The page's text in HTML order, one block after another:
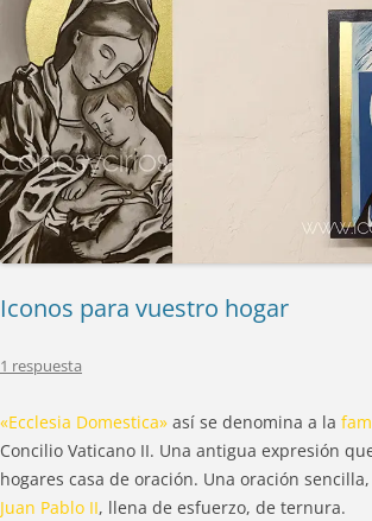
Iconos para vuestro hogar
1 respuesta
«Ecclesia Domestica» así se denomina a la
Concilio Vaticano II. Una antigua expresión
hogares casa de oración. Una oración
Juan Pablo II, llena de esfuerzo, de ternura.